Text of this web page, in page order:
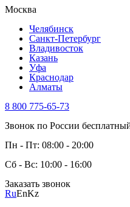
Москва
Челябинск
Санкт-Петербург
Владивосток
Казань
Уфа
Краснодар
Алматы
8 800 775-65-73
Звонок по России
Пн - Пт: 08:00 - 20:00
Сб - Вс: 10:00 - 16:00
Заказать звонок
RuEnKz